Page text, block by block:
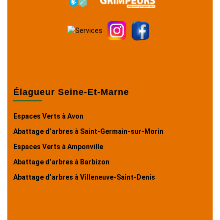
Élagueur Seine-Et-Marne
Espaces Verts à Avon
Abattage d’arbres à Saint-Germain-sur-Morin
Espaces Verts à Amponville
Abattage d’arbres à Barbizon
Abattage d’arbres à Villeneuve-Saint-Denis